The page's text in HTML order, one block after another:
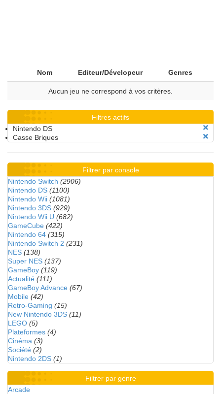
Nom Editeur/Dévelopeur Genres
Aucun jeu ne correspond à vos critères.
Filtres actifs
Nintendo DS
Casse Briques
Filtrer par console
Nintendo Switch (2906)
Nintendo DS (1100)
Nintendo Wii (1081)
Nintendo 3DS (929)
Nintendo Wii U (682)
GameCube (422)
Nintendo 64 (315)
Nintendo Switch 2 (231)
NES (138)
Super NES (137)
GameBoy (119)
Actualité (111)
GameBoy Advance (67)
Mobile (42)
Retro-Gaming (15)
New Nintendo 3DS (11)
LEGO (5)
Plateformes (4)
Cinéma (3)
Société (2)
Nintendo 2DS (1)
Filtrer par genre
Arcade